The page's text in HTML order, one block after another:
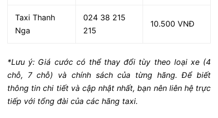
Taxi Thanh
Nga
024 38 215
215
10.500 VNĐ
*Lưu ý: Giá cước có thể thay đổi tùy theo loại xe (4
chỗ, 7 chỗ) và chính sách của từng hãng. Để biết
thông tin chi tiết và cập nhật nhất, bạn nên liên hệ trực
tiếp với tổng đài của các hãng taxi.